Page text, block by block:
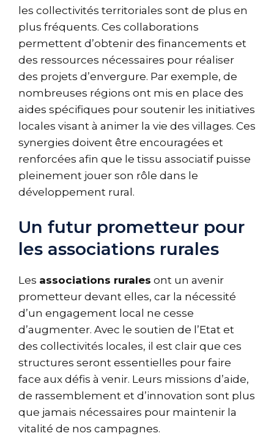
les collectivités territoriales sont de plus en
plus fréquents. Ces collaborations
permettent d’obtenir des financements et
des ressources nécessaires pour réaliser
des projets d’envergure. Par exemple, de
nombreuses régions ont mis en place des
aides spécifiques pour soutenir les initiatives
locales visant à animer la vie des villages. Ces
synergies doivent être encouragées et
renforcées afin que le tissu associatif puisse
pleinement jouer son rôle dans le
développement rural.
Un futur prometteur pour
les associations rurales
Les associations rurales ont un avenir
prometteur devant elles, car la nécessité
d’un engagement local ne cesse
d’augmenter. Avec le soutien de l’Etat et
des collectivités locales, il est clair que ces
structures seront essentielles pour faire
face aux défis à venir. Leurs missions d’aide,
de rassemblement et d’innovation sont plus
que jamais nécessaires pour maintenir la
vitalité de nos campagnes.